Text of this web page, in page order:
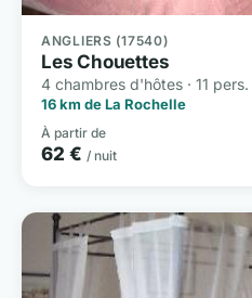
ANGLIERS (17540)
Les Chouettes
4 chambres d'hôtes · 11 pers.
16 km de La Rochelle
À partir de
62 € / nuit